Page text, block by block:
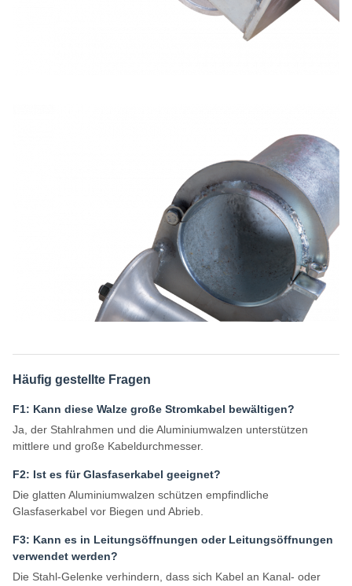
Häufig gestellte Fragen
F1: Kann diese Walze große Stromkabel bewältigen?
Ja, der Stahlrahmen und die Aluminiumwalzen unterstützen
mittlere und große Kabeldurchmesser.
F2: Ist es für Glasfaserkabel geeignet?
Die glatten Aluminiumwalzen schützen empfindliche
Glasfaserkabel vor Biegen und Abrieb.
F3: Kann es in Leitungsöffnungen oder Leitungsöffnungen
verwendet werden?
Die Stahl-Gelenke verhindern, dass sich Kabel an Kanal- oder